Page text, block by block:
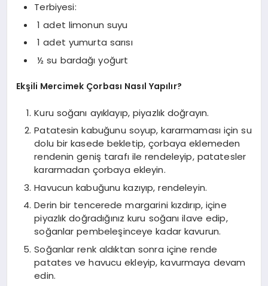
Terbiyesi:
 1 adet limonun suyu
 1 adet yumurta sarısı
 ½ su bardağı yoğurt
Ekşili Mercimek Çorbası Nasıl Yapılır?
Kuru soğanı ayıklayıp, piyazlık doğrayın.
Patatesin kabuğunu soyup, kararmaması için su
dolu bir kasede bekletip, çorbaya eklemeden
rendenin geniş tarafı ile rendeleyip, patatesler
kararmadan çorbaya ekleyin.
Havucun kabuğunu kazıyıp, rendeleyin.
Derin bir tencerede margarini kızdırıp, içine
piyazlık doğradığınız kuru soğanı ilave edip,
soğanlar pembeleşinceye kadar kavurun.
Soğanlar renk aldıktan sonra içine rende
patates ve havucu ekleyip, kavurmaya devam
edin.